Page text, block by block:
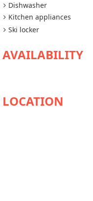
Dishwasher
Kitchen appliances
Ski locker
AVAILABILITY